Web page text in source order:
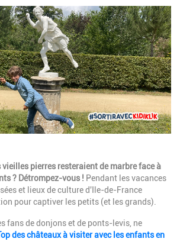
vieilles pierres resteraient de marbre face à
? Détrompez-vous ! Pendant les vacances
et lieux de culture d'Ile-de-France
pour captiver les petits (et les grands).
fans de donjons et de ponts-levis, ne
des châteaux à visiter avec les enfants en